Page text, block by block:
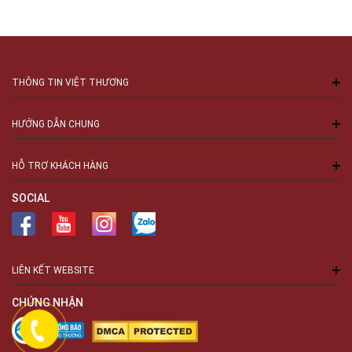
THÔNG TIN VIỆT THƯƠNG
HƯỚNG DẪN CHUNG
HỖ TRỢ KHÁCH HÀNG
SOCIAL
LIÊN KẾT WEBSITE
CHỨNG NHẬN